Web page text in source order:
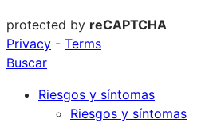
protected by reCAPTCHA
Privacy - Terms
Buscar
Riesgos y síntomas
Riesgos y síntomas